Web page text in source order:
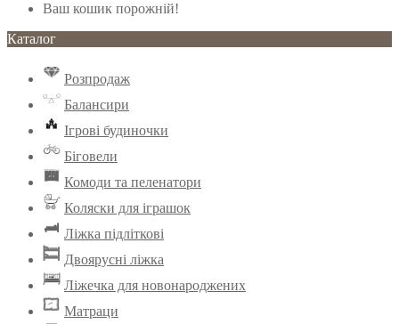
Ваш кошик порожній!
Каталог
Розпродаж
Балансири
Ігрові будиночки
Біговели
Комоди та пеленатори
Коляски для іграшок
Ліжка підліткові
Двоярусні ліжка
Ліжечка для новонароджених
Матраци